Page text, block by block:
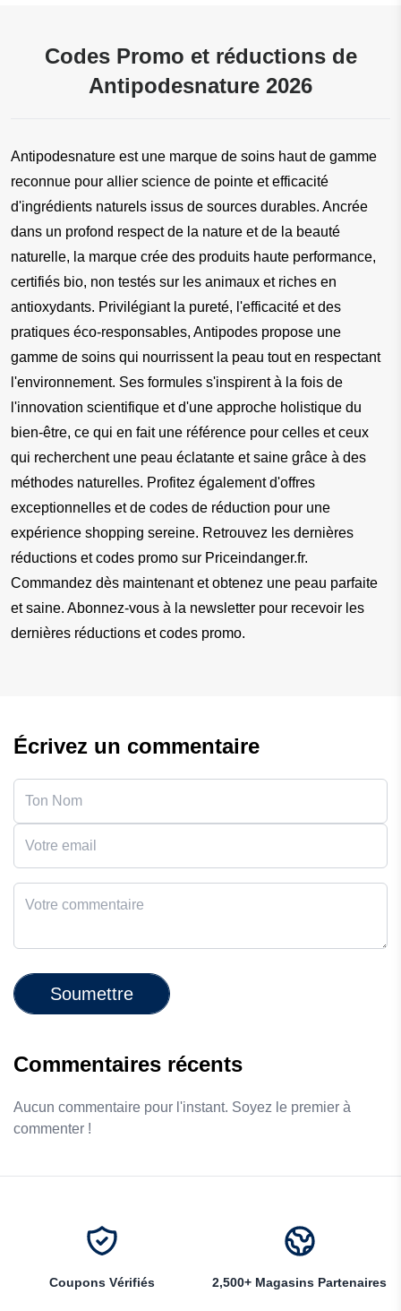
Codes Promo et réductions de
Antipodesnature 2026
Antipodesnature est une marque de soins haut de gamme
reconnue pour allier science de pointe et efficacité
d'ingrédients naturels issus de sources durables. Ancrée
dans un profond respect de la nature et de la beauté
naturelle, la marque crée des produits haute performance,
certifiés bio, non testés sur les animaux et riches en
antioxydants. Privilégiant la pureté, l'efficacité et des
pratiques éco-responsables, Antipodes propose une
gamme de soins qui nourrissent la peau tout en respectant
l'environnement. Ses formules s'inspirent à la fois de
l'innovation scientifique et d'une approche holistique du
bien-être, ce qui en fait une référence pour celles et ceux
qui recherchent une peau éclatante et saine grâce à des
méthodes naturelles. Profitez également d'offres
exceptionnelles et de codes de réduction pour une
expérience shopping sereine. Retrouvez les dernières
réductions et codes promo sur Priceindanger.fr.
Commandez dès maintenant et obtenez une peau parfaite
et saine. Abonnez-vous à la newsletter pour recevoir les
dernières réductions et codes promo.
Écrivez un commentaire
Soumettre
Commentaires récents
Aucun commentaire pour l'instant. Soyez le premier à
commenter !
Coupons Vérifiés 2,500+ Magasins Partenaires